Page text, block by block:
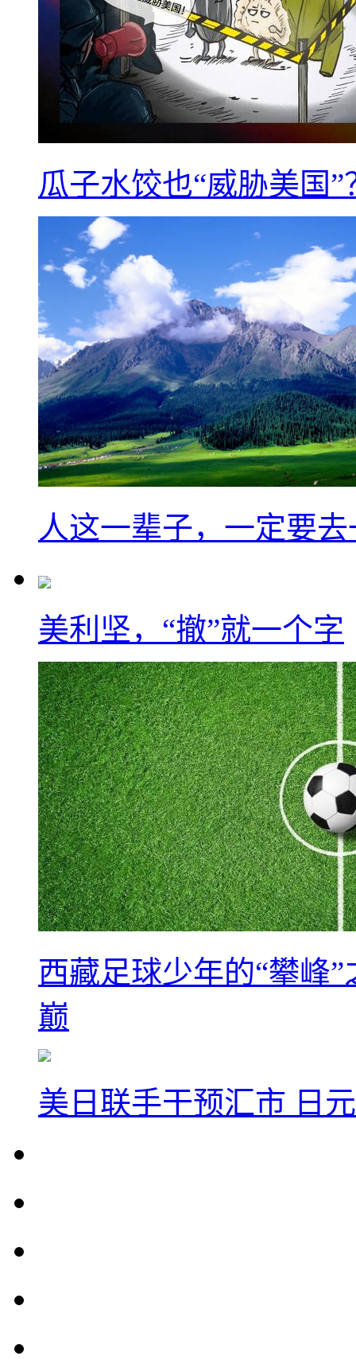
瓜子水饺也“威胁美国”
人这一辈子，一定要
美利坚，“撤”就一个字
西藏足球少年的“攀峰
巅
美日联手干预汇市 日